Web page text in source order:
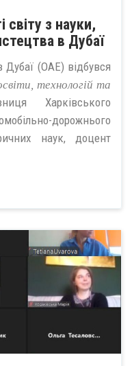
світу з науки,
в Дубаї
(ОАЕ) відбувся
технологій та
Харківського
дорожнього
наук, доцент